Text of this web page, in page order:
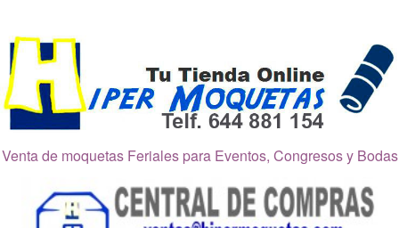
Venta de moquetas Feriales para Eventos, Congresos y Bodas